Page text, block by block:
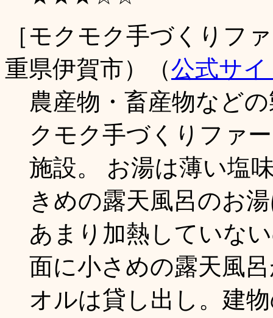
［モクモク手づくりフ
重県伊賀市）（公式サ
農産物・畜産物など
クモク手づくりファ
施設。 お湯は薄い塩
きめの露天風呂のお
あまり加熱していな
面に小さめの露天風
オルは貸し出し。建